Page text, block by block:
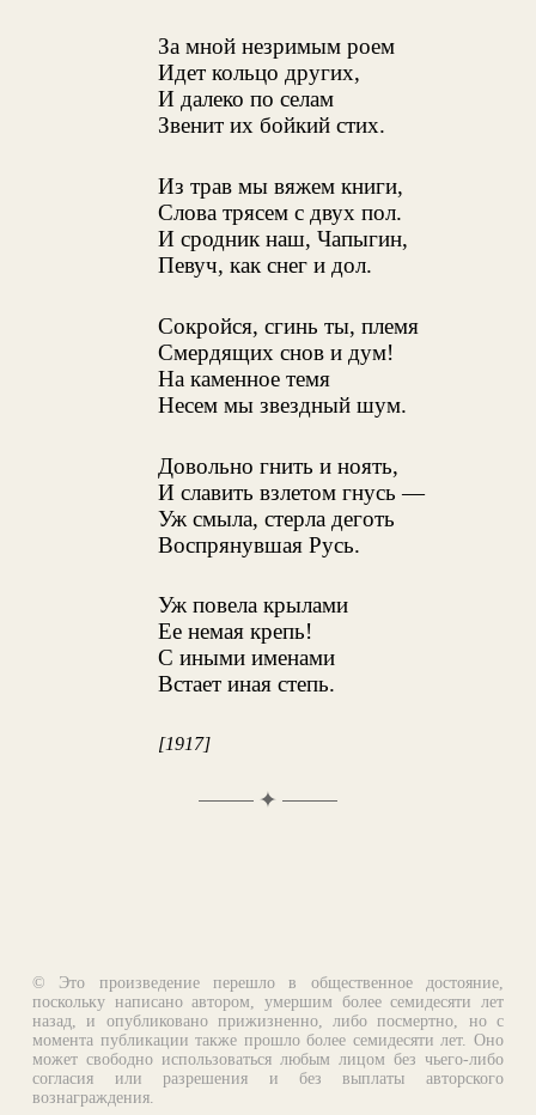
За мной незримым роем
Идет кольцо других,
И далеко по селам
Звенит их бойкий стих.
Из трав мы вяжем книги,
Слова трясем с двух пол.
И сродник наш, Чапыгин,
Певуч, как снег и дол.
Сокройся, сгинь ты, племя
Смердящих снов и дум!
На каменное темя
Несем мы звездный шум.
Довольно гнить и ноять,
И славить взлетом гнусь —
Уж смыла, стерла деготь
Воспрянувшая Русь.
Уж повела крылами
Ее немая крепь!
С иными именами
Встает иная степь.
[1917]
✦
© Это произведение перешло в общественное достояние,
поскольку написано автором, умершим более семидесяти лет
назад, и опубликовано прижизненно, либо посмертно, но с
момента публикации также прошло более семидесяти лет. Оно
может свободно использоваться любым лицом без чьего-либо
согласия или разрешения и без выплаты авторского
вознаграждения.